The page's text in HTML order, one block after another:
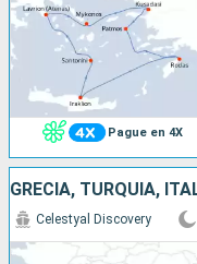
Pague en 4X
Celestyal Discovery